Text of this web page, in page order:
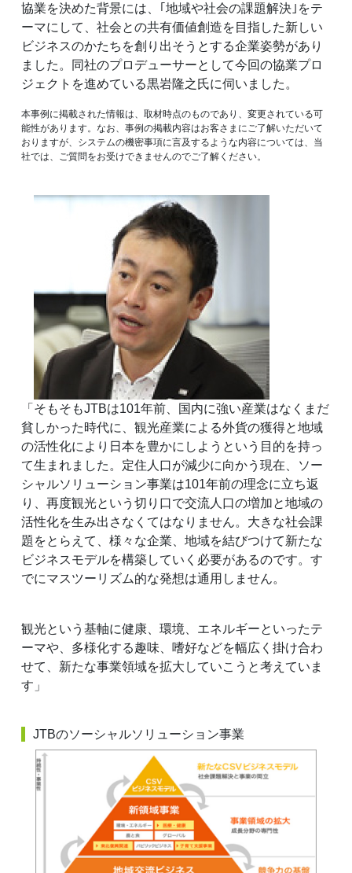
協業を決めた背景には、｢地域や社会の課題解決｣をテ
ーマにして、社会との共有価値創造を目指した新しい
ビジネスのかたちを創り出そうとする企業姿勢があり
ました。同社のプロデューサーとして今回の協業プロ
ジェクトを進めている黒岩隆之氏に伺いました。
本事例に掲載された情報は、取材時点のものであり、変更されている可
能性があります。なお、事例の掲載内容はお客さまにご了解いただいて
おりますが、システムの機密事項に言及するような内容については、当
社では、ご質問をお受けできませんのでご了解ください。
「そもそもJTBは101年前、国内に強い産業はなくまだ
貧しかった時代に、観光産業による外貨の獲得と地域
の活性化により日本を豊かにしようという目的を持っ
て生まれました。定住人口が減少に向かう現在、ソー
シャルソリューション事業は101年前の理念に立ち返
り、再度観光という切り口で交流人口の増加と地域の
活性化を生み出さなくてはなりません。大きな社会課
題をとらえて、様々な企業、地域を結びつけて新たな
ビジネスモデルを構築していく必要があるのです。す
でにマスツーリズム的な発想は通用しません。
観光という基軸に健康、環境、エネルギーといったテ
ーマや、多様化する趣味、嗜好などを幅広く掛け合わ
せて、新たな事業領域を拡大していこうと考えていま
す」
JTBのソーシャルソリューション事業